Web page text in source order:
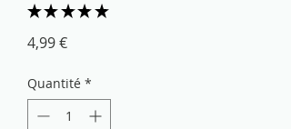
★ ★ ★ ★ ★
4,99 €Prix
Quantité *